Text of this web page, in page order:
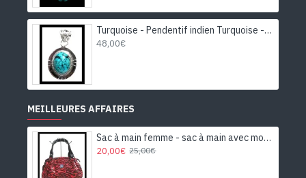
Turquoise - Pendentif indien Turquoise - Bijoux Inde
48,00€
MEILLEURES AFFAIRES
Sac à main femme - sac à main avec motifs
20,00€ 25,00€